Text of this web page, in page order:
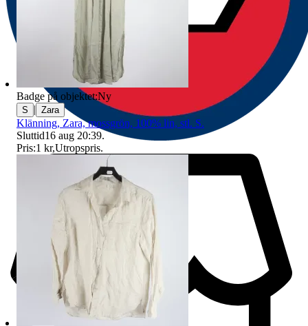
Badge på objektet:Ny
S | Zara
Klänning, Zara, mossgrön, 100% lin, stl. S.
Sluttid16 aug 20:39.
Pris:1 kr,Utropspris.